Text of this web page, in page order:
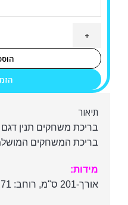
של
תנין
INTEX
57165
תיאור
בריכת משחקים תנין דגם
בריכת המשחקים
מידות:
אורך-201 ס"מ, רוחב: 171 ס"מ, גובה כולל-84 ס"מ.